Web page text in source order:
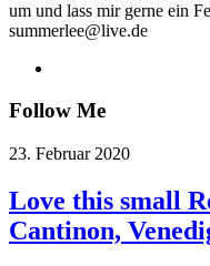
um und lass mir gerne ein
summerlee@live.de
Follow Me
23. Februar 2020
Love this small
Cantinon,